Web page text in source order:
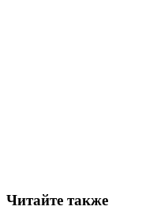
Читайте также